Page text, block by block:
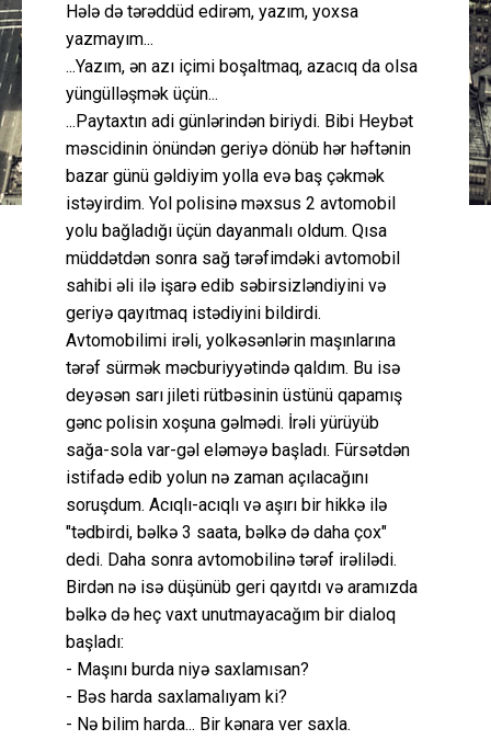
Hələ də tərəddüd edirəm, yazım, yoxsa
yazmayım...
...Yazım, ən azı içimi boşaltmaq, azacıq da olsa
yüngülləşmək üçün...
...Paytaxtın adi günlərindən biriydi. Bibi Heybət
məscidinin önündən geriyə dönüb hər həftənin
bazar günü gəldiyim yolla evə baş çəkmək
istəyirdim. Yol polisinə məxsus 2 avtomobil
yolu bağladığı üçün dayanmalı oldum. Qısa
müddətdən sonra sağ tərəfimdəki avtomobil
sahibi əli ilə işarə edib səbirsizləndiyini və
geriyə qayıtmaq istədiyini bildirdi.
Avtomobilimi irəli, yolkəsənlərin maşınlarına
tərəf sürmək məcburiyyətində qaldım. Bu isə
deyəsən sarı jileti rütbəsinin üstünü qapamış
gənc polisin xoşuna gəlmədi. İrəli yürüyüb
sağa-sola var-gəl eləməyə başladı. Fürsətdən
istifadə edib yolun nə zaman açılacağını
soruşdum. Acıqlı-acıqlı və aşırı bir hikkə ilə
"tədbirdi, bəlkə 3 saata, bəlkə də daha çox"
dedi. Daha sonra avtomobilinə tərəf irəlilədi.
Birdən nə isə düşünüb geri qayıtdı və aramızda
bəlkə də heç vaxt unutmayacağım bir dialoq
başladı:
- Maşını burda niyə saxlamısan?
- Bəs harda saxlamalıyam ki?
- Nə bilim harda... Bir kənara ver saxla.